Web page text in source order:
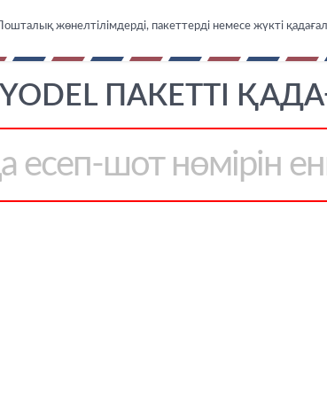
Пошталық жөнелтілімдерді, пакеттерді немесе жүкті
YODEL ПАКЕТТІ